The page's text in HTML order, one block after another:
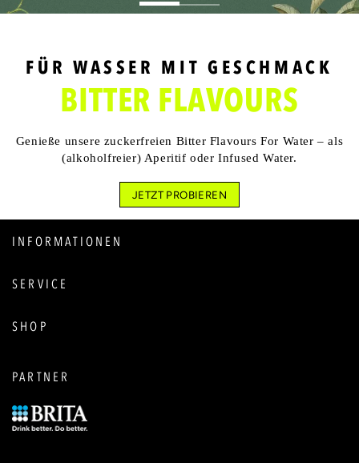
FÜR WASSER MIT GESCHMACK
BITTER FLAVOURS
Genieße unsere zuckerfreien Bitter Flavours For Water – als
(alkoholfreier) Aperitif oder Infused Water.
JETZT PROBIEREN
INFORMATIONEN
SERVICE
SHOP
PARTNER